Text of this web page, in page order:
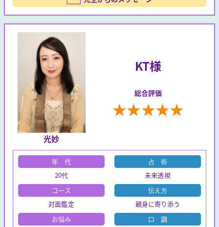
光妙
KT様
総合評価
★★★★★
年 代
20代
コース
対面鑑定
お悩み
占 術
未来透視
伝え方
親身に寄り添う
口 調